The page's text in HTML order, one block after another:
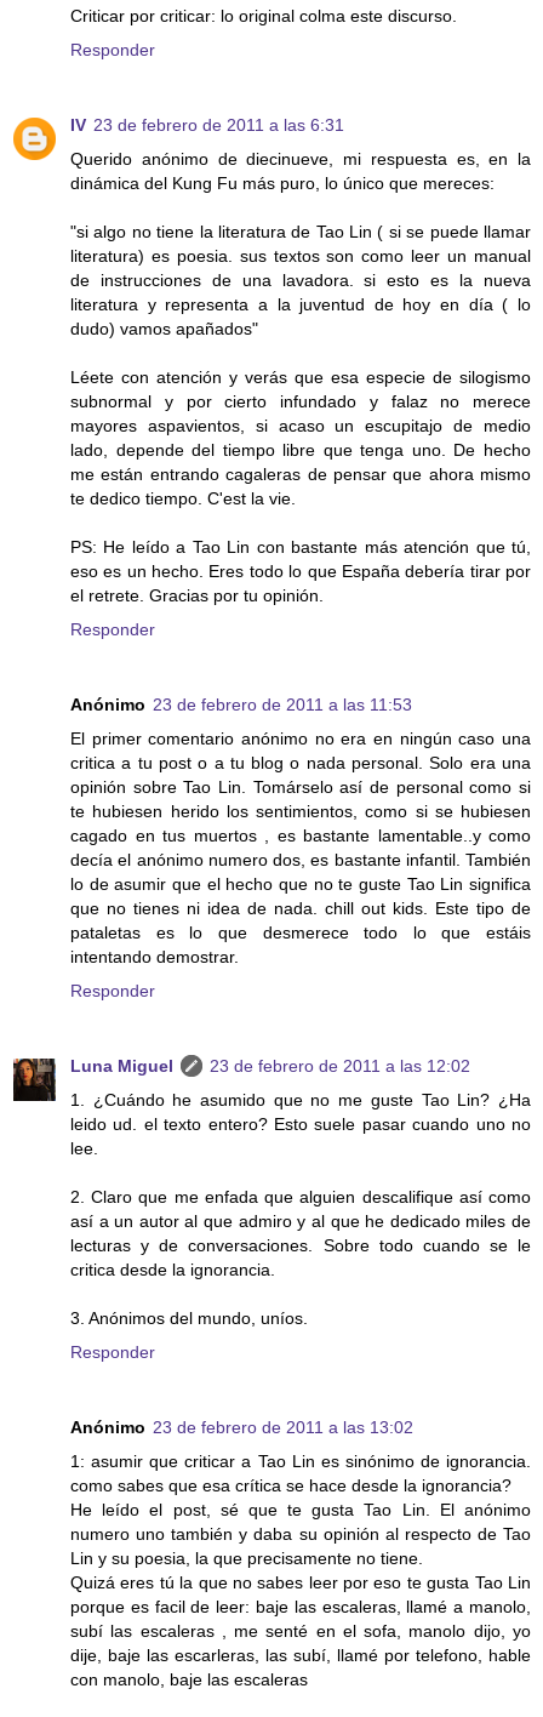
Criticar por criticar: lo original colma este discurso.
Responder
IV 23 de febrero de 2011 a las 6:31
Querido anónimo de diecinueve, mi respuesta es, en la
dinámica del Kung Fu más puro, lo único que mereces:
"si algo no tiene la literatura de Tao Lin ( si se puede llamar
literatura) es poesia. sus textos son como leer un manual
de instrucciones de una lavadora. si esto es la nueva
literatura y representa a la juventud de hoy en día ( lo
dudo) vamos apañados"
Léete con atención y verás que esa especie de silogismo
subnormal y por cierto infundado y falaz no merece
mayores aspavientos, si acaso un escupitajo de medio
lado, depende del tiempo libre que tenga uno. De hecho
me están entrando cagaleras de pensar que ahora mismo
te dedico tiempo. C'est la vie.
PS: He leído a Tao Lin con bastante más atención que tú,
eso es un hecho. Eres todo lo que España debería tirar por
el retrete. Gracias por tu opinión.
Responder
Anónimo 23 de febrero de 2011 a las 11:53
El primer comentario anónimo no era en ningún caso una
critica a tu post o a tu blog o nada personal. Solo era una
opinión sobre Tao Lin. Tomárselo así de personal como si
te hubiesen herido los sentimientos, como si se hubiesen
cagado en tus muertos , es bastante lamentable..y como
decía el anónimo numero dos, es bastante infantil. También
lo de asumir que el hecho que no te guste Tao Lin significa
que no tienes ni idea de nada. chill out kids. Este tipo de
pataletas es lo que desmerece todo lo que estáis
intentando demostrar.
Responder
Luna Miguel
23 de febrero de 2011 a las 12:02
1. ¿Cuándo he asumido que no me guste Tao Lin? ¿Ha
leido ud. el texto entero? Esto suele pasar cuando uno no
lee.
2. Claro que me enfada que alguien descalifique así como
así a un autor al que admiro y al que he dedicado miles de
lecturas y de conversaciones. Sobre todo cuando se le
critica desde la ignorancia.
3. Anónimos del mundo, uníos.
Responder
Anónimo 23 de febrero de 2011 a las 13:02
1: asumir que criticar a Tao Lin es sinónimo de ignorancia.
como sabes que esa crítica se hace desde la ignorancia?
He leído el post, sé que te gusta Tao Lin. El anónimo
numero uno también y daba su opinión al respecto de Tao
Lin y su poesia, la que precisamente no tiene.
Quizá eres tú la que no sabes leer por eso te gusta Tao Lin
porque es facil de leer: baje las escaleras, llamé a manolo,
subí las escaleras , me senté en el sofa, manolo dijo, yo
dije, baje las escarleras, las subí, llamé por telefono, hable
con manolo, baje las escaleras